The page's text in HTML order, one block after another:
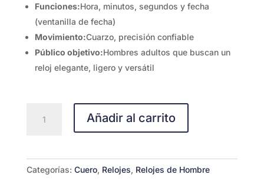
Funciones:Hora, minutos, segundos y fecha
(ventanilla de fecha)
Movimiento:Cuarzo, precisión confiable
Público objetivo:Hombres adultos que buscan un
reloj elegante, ligero y versátil
MTP-
Añadir al carrito
Categorías: Cuero, Relojes, Relojes de Hombre